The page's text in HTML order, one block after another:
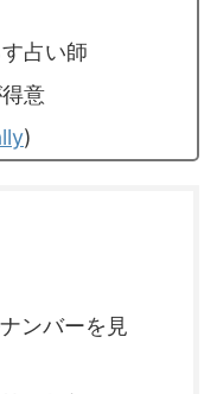
占い師
意
)
ンバーを見